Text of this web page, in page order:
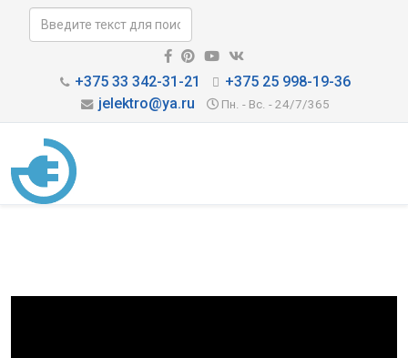
+375 33 342-31-21
+375 25 998-19-36
jelektro@ya.ru
Пн. - Вс. - 24/7/365